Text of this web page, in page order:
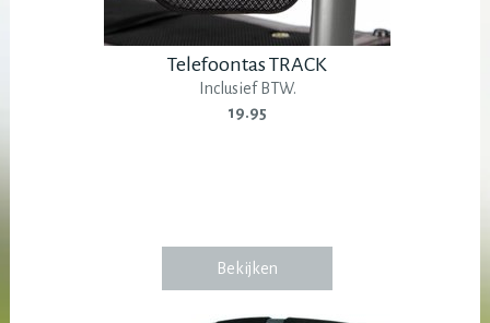
Telefoontas TRACK
Inclusief BTW.
19.95
Bekijken